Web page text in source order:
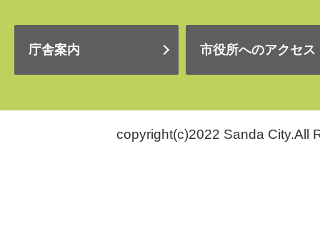
庁舎案内 市役所へのアクセス
copyright(c)2022 Sanda City.All